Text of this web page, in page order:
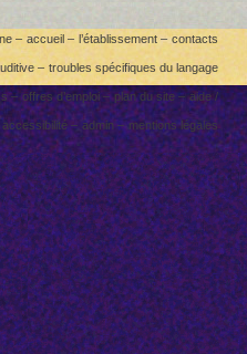
– accueil – l’établissement – contacts
– troubles spécifiques du langage
– offres d’emploi – plan du site – aide /
accessibilité – admin – mentions légales